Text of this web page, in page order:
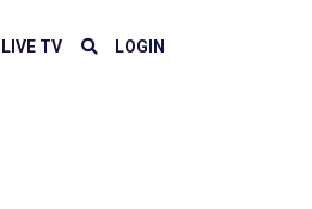
LIVE TV LOGIN